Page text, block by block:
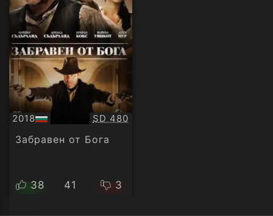
2018
БГ
аудио
Качество:
SD 480
Забравен от Бога
38 41 3